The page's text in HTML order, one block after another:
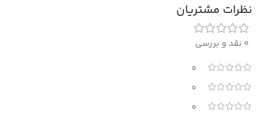
نظرات مشتریان
0 نقد و بررسی
0
0
0